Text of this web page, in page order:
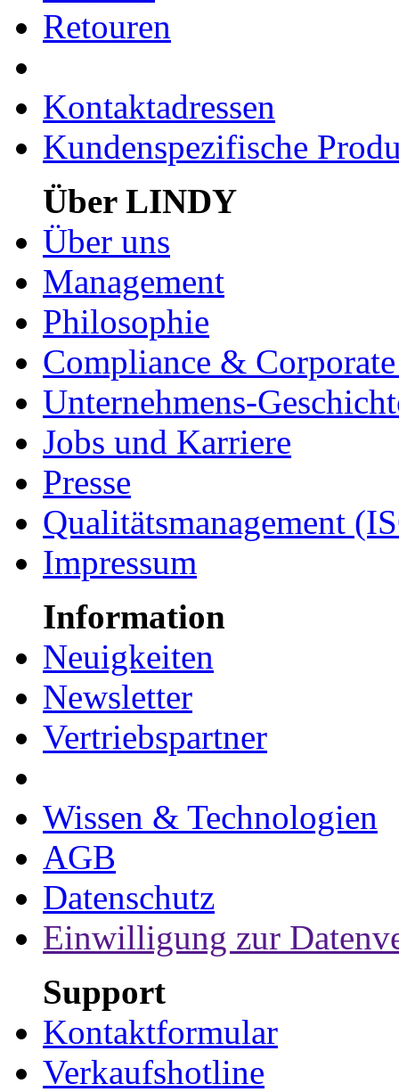
Retouren
Kontaktadressen
Kundenspezifische
Über LINDY
Über uns
Management
Philosophie
Compliance &
Unternehmens-
Jobs und Karriere
Presse
Qualitätsmanagement
Impressum
Information
Neuigkeiten
Newsletter
Vertriebspartner
Wissen & Technologien
AGB
Datenschutz
Einwilligung zur
Support
Kontaktformular
Verkaufshotline